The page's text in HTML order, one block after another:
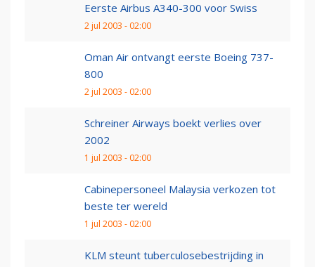
Eerste Airbus A340-300 voor Swiss
2 jul 2003 - 02:00
Oman Air ontvangt eerste Boeing 737-
800
2 jul 2003 - 02:00
Schreiner Airways boekt verlies over
2002
1 jul 2003 - 02:00
Cabinepersoneel Malaysia verkozen tot
beste ter wereld
1 jul 2003 - 02:00
KLM steunt tuberculosebestrijding in